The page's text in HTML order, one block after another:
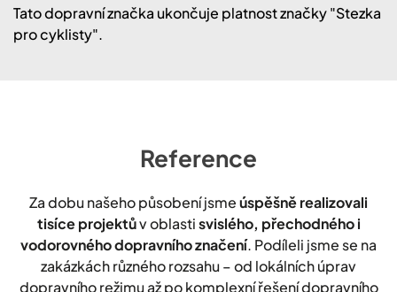
Tato dopravní značka ukončuje platnost značky "Stezka
pro cyklisty".
Reference
Za dobu našeho působení jsmeúspěšně realizovali
tisíce projektův oblastisvislého, přechodného i
vodorovného dopravního značení. Podíleli jsme se na
zakázkách různého rozsahu – od lokálních úprav
dopravního režimu až po komplexní řešení dopravního